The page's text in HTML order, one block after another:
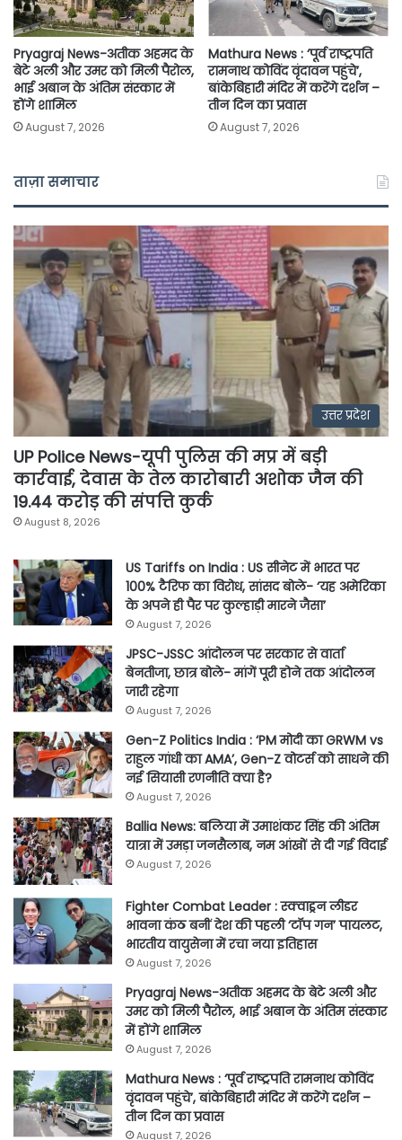
Pryagraj News-अतीक अहमद के
बेटे अली और उमर को मिली पैरोल,
भाई अबान के अंतिम संस्कार में
होंगे शामिल
August 7, 2026
Mathura News : ‘पूर्व राष्ट्रपति
रामनाथ कोविंद वृंदावन पहुंचे’,
बांकेबिहारी मंदिर में करेंगे दर्शन –
तीन दिन का प्रवास
August 7, 2026
ताज़ा समाचार
उत्तर प्रदेश
UP Police News-यूपी पुलिस की मप्र में बड़ी
कार्रवाई, देवास के तेल कारोबारी अशोक जैन की
19.44 करोड़ की संपत्ति कुर्क
August 8, 2026
US Tariffs on India : US सीनेट में भारत पर
100% टैरिफ का विरोध, सांसद बोले- ‘यह अमेरिका
के अपने ही पैर पर कुल्हाड़ी मारने जैसा’
August 7, 2026
JPSC-JSSC आंदोलन पर सरकार से वार्ता
बेनतीजा, छात्र बोले- मांगें पूरी होने तक आंदोलन
जारी रहेगा
August 7, 2026
Gen-Z Politics India : ‘PM मोदी का GRWM vs
राहुल गांधी का AMA’, Gen-Z वोटर्स को साधने की
नई सियासी रणनीति क्या है?
August 7, 2026
Ballia News: बलिया में उमाशंकर सिंह की अंतिम
यात्रा में उमड़ा जनसैलाब, नम आंखों से दी गई विदाई
August 7, 2026
Fighter Combat Leader : स्क्वाड्रन लीडर
भावना कंठ बनीं देश की पहली ‘टॉप गन’ पायलट,
भारतीय वायुसेना में रचा नया इतिहास
August 7, 2026
Pryagraj News-अतीक अहमद के बेटे अली और
उमर को मिली पैरोल, भाई अबान के अंतिम संस्कार
में होंगे शामिल
August 7, 2026
Mathura News : ‘पूर्व राष्ट्रपति रामनाथ कोविंद
वृंदावन पहुंचे’, बांकेबिहारी मंदिर में करेंगे दर्शन –
तीन दिन का प्रवास
August 7, 2026